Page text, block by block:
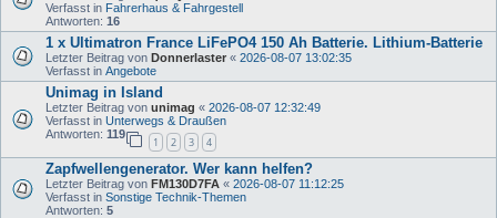
Verfasst in Fahrerhaus & Fahrgestell
Antworten: 16
1 x Ultimatron France LiFePO4 150 Ah Batterie. Lithium-Batterie
Letzter Beitrag von Donnerlaster « 2026-08-07 13:02:35
Verfasst in Angebote
Unimag in Island
Letzter Beitrag von unimag « 2026-08-07 12:32:49
Verfasst in Unterwegs & Draußen
Antworten: 119
1 2 3 4
Zapfwellengenerator. Wer kann helfen?
Letzter Beitrag von FM130D7FA « 2026-08-07 11:12:25
Verfasst in Sonstige Technik-Themen
Antworten: 5